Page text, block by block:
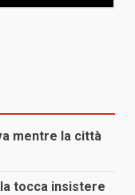
mentre la città
tocca insistere